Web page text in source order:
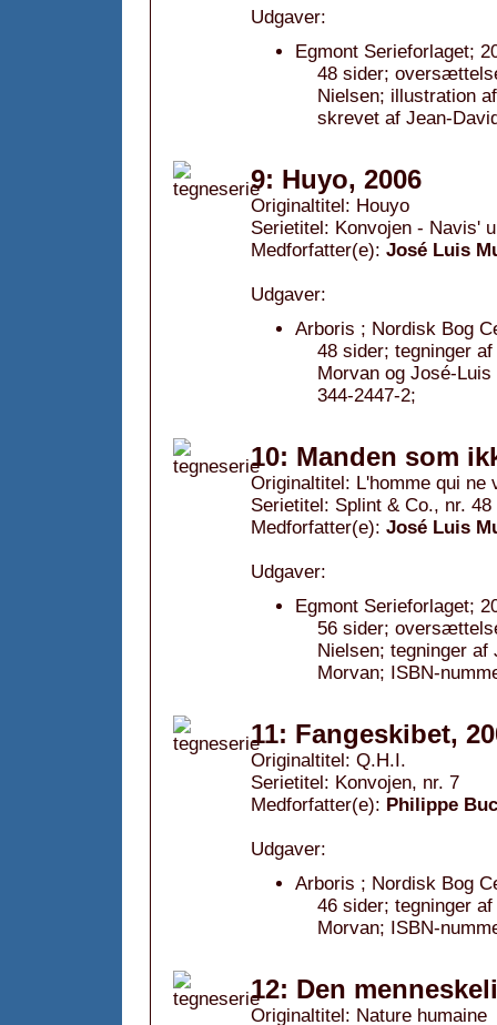
Udgaver:
Egmont Serieforlaget;
48 sider;
Nielsen; illustration
skrevet af Jean-
9: Huyo, 2006
Originaltitel: Houyo
Serietitel: Konvojen - Navis'
Medforfatter(e): José Luis
Udgaver:
Arboris ; Nordisk Bog
48 sider; tegninger
Morvan og José-
344-2447-2;
10: Manden som
Originaltitel: L'homme qui ne
Serietitel: Splint & Co., nr. 48
Medforfatter(e): José Luis
Udgaver:
Egmont Serieforlaget;
56 sider;
Nielsen; tegninger
Morvan; ISBN-
11: Fangeskibet,
Originaltitel: Q.H.I.
Serietitel: Konvojen, nr. 7
Medforfatter(e): Philippe
Udgaver:
Arboris ; Nordisk Bog
46 sider; tegninger
Morvan; ISBN-
12: Den
Originaltitel: Nature humaine